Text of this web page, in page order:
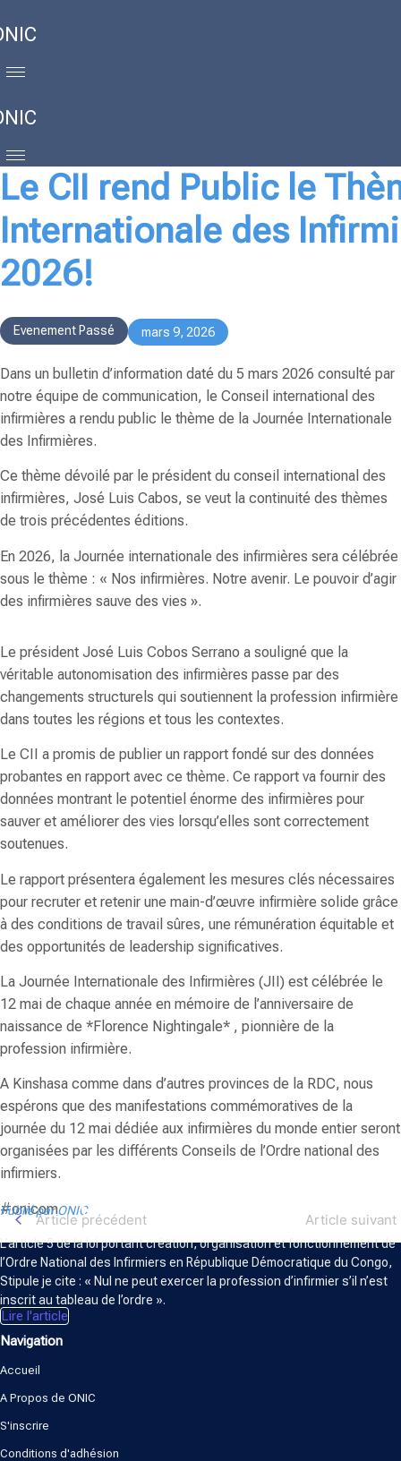
Le CII rend Public le
Internationale des
2026!
Evenement Passé mars 9, 2026
Dans un bulletin d’information daté du 5 mars 2026 consulté par
notre équipe de communication, le Conseil international des
infirmières a rendu public le thème de la Journée Internationale
des Infirmières.
Ce thème dévoilé par le président du conseil international des
infirmières, José Luis Cabos, se veut la continuité des thèmes
de trois précédentes éditions.
En 2026, la Journée internationale des infirmières sera célébrée
sous le thème : « Nos infirmières. Notre avenir. Le pouvoir d’agir
des infirmières sauve des vies ».
Le président José Luis Cobos Serrano a souligné que la
véritable autonomisation des infirmières passe par des
changements structurels qui soutiennent la profession infirmière
dans toutes les régions et tous les contextes.
Le CII a promis de publier un rapport fondé sur des données
probantes en rapport avec ce thème. Ce rapport va fournir des
données montrant le potentiel énorme des infirmières pour
sauver et améliorer des vies lorsqu’elles sont correctement
soutenues.
Le rapport présentera également les mesures clés nécessaires
pour recruter et retenir une main-d’œuvre infirmière solide grâce
à des conditions de travail sûres, une rémunération équitable et
des opportunités de leadership significatives.
La Journée Internationale des Infirmières (JII) est célébrée le
12 mai de chaque année en mémoire de l’anniversaire de
naissance de *Florence Nightingale* , pionnière de la
profession infirmière.
A Kinshasa comme dans d’autres provinces de la RDC, nous
espérons que des manifestations commémoratives de la
journée du 12 mai dédiée aux infirmières du monde entier seront
organisées par les différents Conseils de l’Ordre national des
infirmiers.
#onicom
Publié par ONIC
Article précédent Article suivant
ORDRE NATIONAL DES INFIRMIERS
L’article 5 de la loi portant création, organisation et fonctionnement de
l’Ordre National des Infirmiers en République Démocratique du Congo,
Stipule je cite : « Nul ne peut exercer la profession d’infirmier s’il n’est
inscrit au tableau de l’ordre ».
Lire l'article
Navigation
Accueil
A Propos de ONIC
S'inscrire
Conditions d'adhésion